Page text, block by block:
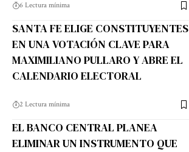
6 Lectura mínima
SANTA FE ELIGE CONSTITUYENTES
EN UNA VOTACIÓN CLAVE PARA
MAXIMILIANO PULLARO Y ABRE EL
CALENDARIO ELECTORAL
2 Lectura mínima
EL BANCO CENTRAL PLANEA
ELIMINAR UN INSTRUMENTO QUE